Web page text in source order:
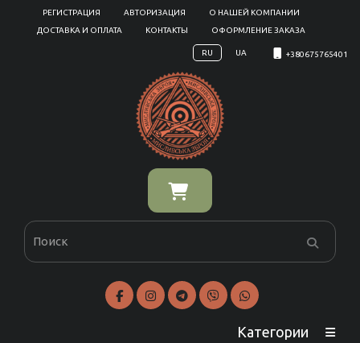
РЕГИСТРАЦИЯ АВТОРИЗАЦИЯ
О НАШЕЙ КОМПАНИИ
ДОСТАВКА И ОПЛАТА
КОНТАКТЫ ОФОРМЛЕНИЕ ЗАКАЗА
RU UA +380675765401
Категории